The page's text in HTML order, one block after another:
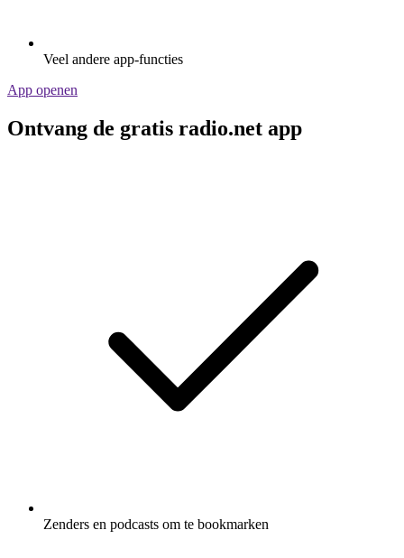
Veel andere app-functies
App openen
Ontvang de gratis radio.net app
Zenders en podcasts om te bookmarken